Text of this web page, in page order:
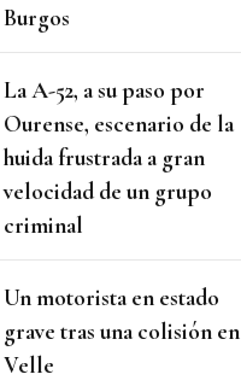
Burgos
La A-52, a su paso por
Ourense, escenario de la
huida frustrada a gran
velocidad de un grupo
criminal
Un motorista en estado
grave tras una colisión en
Velle